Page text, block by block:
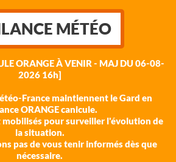
MÉTÉO
ORANGE À VENIR - MAJ DU 06-08-
2026 16h]
France maintiennent le Gard en
ORANGE canicule.
mobilisés pour surveiller l'évolution de
la situation.
pas de vous tenir informés dès que
nécessaire.